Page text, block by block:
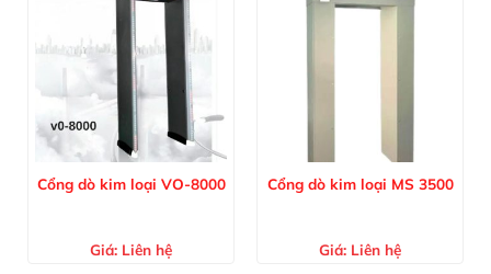
Cổng dò kim loại VO-8000
Giá: Liên hệ
Cổng dò kim loại MS 3500
Giá: Liên hệ